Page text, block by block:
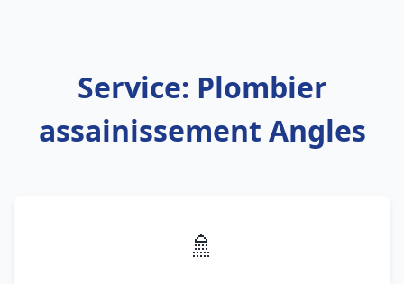
Service: Plombier
assainissement Angles
🚿